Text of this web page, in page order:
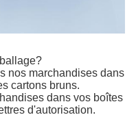
nos marchandises dans
cartons bruns.
dans vos boîtes
d'autorisation.